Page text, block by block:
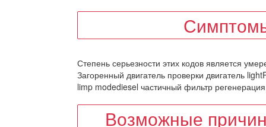
Степень серьезности этих кодов является
Загоренный двигатель проверки двигатель
limp modediesel частичный фильтр
Возможные